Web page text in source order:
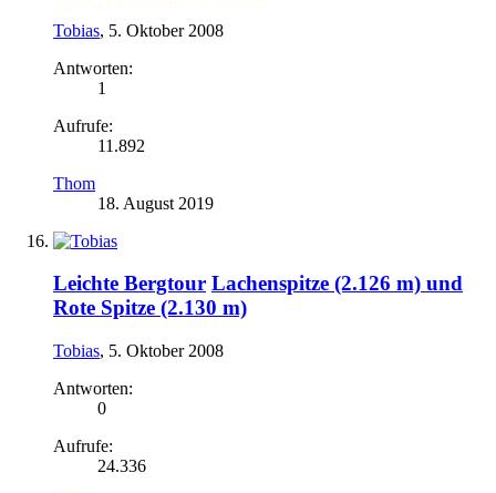
Tobias, 5. Oktober 2008
Antworten:
1
Aufrufe:
11.892
Thom
18. August 2019
Leichte Bergtour Lachenspitze (2.126 m) und
Rote Spitze (2.130 m)
Tobias, 5. Oktober 2008
Antworten:
0
Aufrufe:
24.336